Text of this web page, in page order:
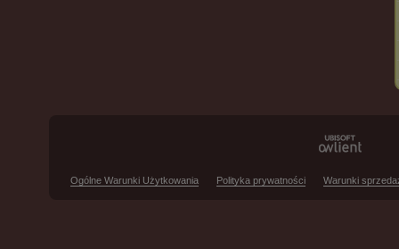
Ogólne Warunki Użytkowania Polityka prywatności Warunki